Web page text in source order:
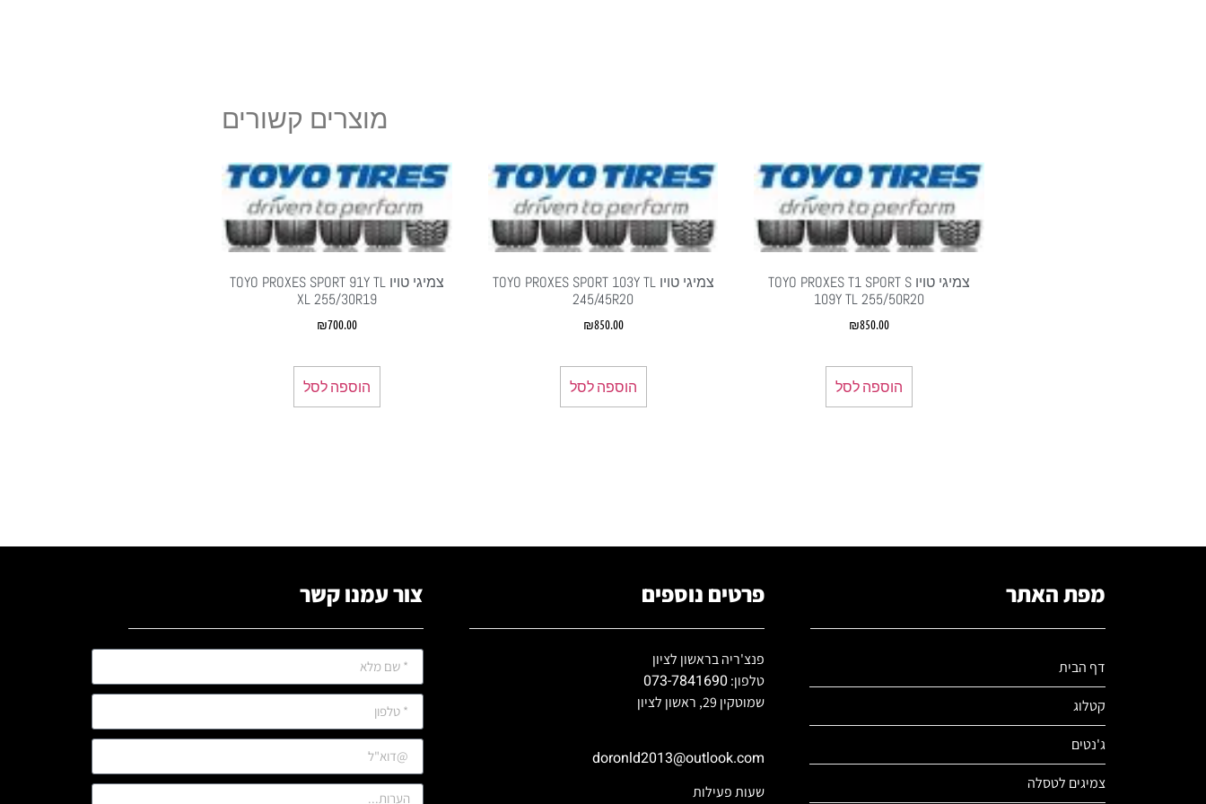
מוצרים קשורים
צמיגי טויו TOYO PROXES T1 SPORT S
109Y TL 255/50R20
₪850.00
הוספה לסל
צמיגי טויו TOYO PROXES SPORT 103Y TL
245/45R20
₪850.00
הוספה לסל
צמיגי טויו TOYO PROXES SPORT 91Y TL
XL 255/30R19
₪700.00
הוספה לסל
מפת האתר
דף הבית
קטלוג
ג'נטים
צמיגים לטסלה
פרטים נוספים
פנצ'ריה בראשון לציון
טלפון:073-7841690
שמוטקין 29, ראשון לציון
doronld2013@outlook.com
שעות פעילות
צור עמנו קשר